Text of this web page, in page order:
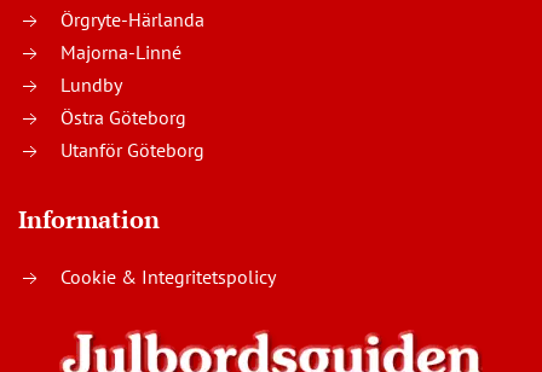
Örgryte-Härlanda
Majorna-Linné
Lundby
Östra Göteborg
Utanför Göteborg
Information
Cookie & Integritetspolicy